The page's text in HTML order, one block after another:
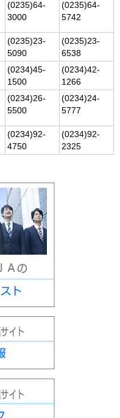
(0235)64-
3000
(0235)64-
5742
(0235)23-
5090
(0235)23-
6538
(0234)45-
1500
(0234)42-
1266
(0234)26-
5500
(0234)24-
5777
(0234)92-
4750
(0234)92-
2325